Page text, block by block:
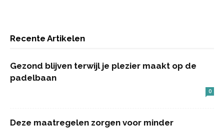
Recente Artikelen
Gezond blijven terwijl je plezier maakt op de
padelbaan
0
Deze maatregelen zorgen voor minder